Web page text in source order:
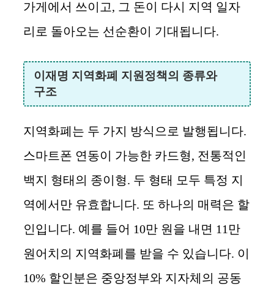
가게에서 쓰이고, 그 돈이 다시 지역 일자
리로 돌아오는 선순환이 기대됩니다.
이재명 지역화폐 지원정책의 종류와
구조
지역화폐는 두 가지 방식으로 발행됩니다.
스마트폰 연동이 가능한 카드형, 전통적인
백지 형태의 종이형. 두 형태 모두 특정 지
역에서만 유효합니다. 또 하나의 매력은 할
인입니다. 예를 들어 10만 원을 내면 11만
원어치의 지역화폐를 받을 수 있습니다. 이
10% 할인분은 중앙정부와 지자체의 공동